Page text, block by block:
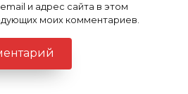
и адрес сайта в этом
моих комментариев.